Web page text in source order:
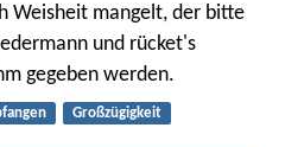
Weisheit mangelt, der bitte
und rücket's
gegeben werden.
Großzügigkeit